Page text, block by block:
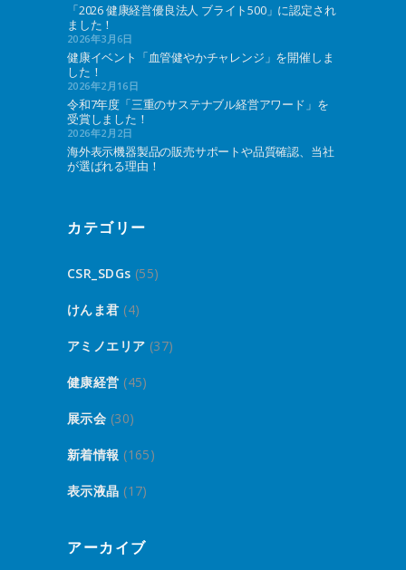
「2026 健康経営優良法人 ブライト500」に認定され
ました！
2026年3月6日
健康イベント「血管健やかチャレンジ」を開催しま
した！
2026年2月16日
令和7年度「三重のサステナブル経営アワード」を
受賞しました！
2026年2月2日
海外表示機器製品の販売サポートや品質確認、当社
が選ばれる理由！
カテゴリー
CSR_SDGs (55)
けんま君 (4)
アミノエリア (37)
健康経営 (45)
展示会 (30)
新着情報 (165)
表示液晶 (17)
アーカイブ